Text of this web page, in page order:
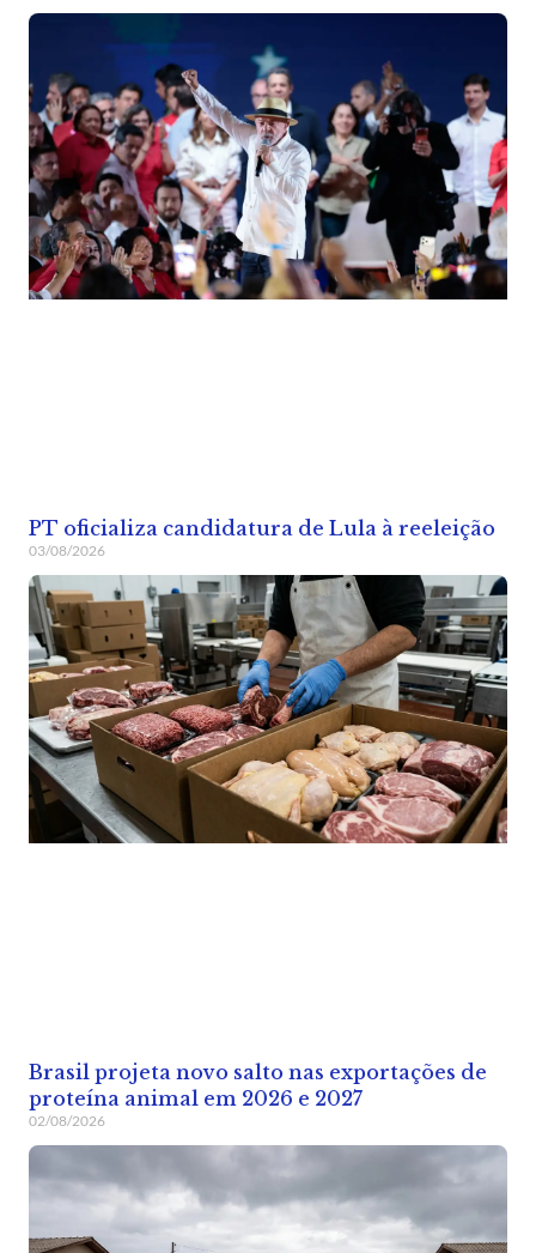
PT oficializa candidatura de Lula à reeleição
03/08/2026
Brasil projeta novo salto nas exportações de
proteína animal em 2026 e 2027
02/08/2026